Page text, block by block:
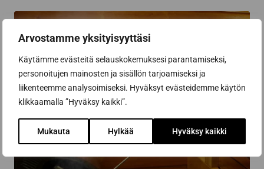
Arvostamme yksityisyyttäsi
Käytämme evästeitä selauskokemuksesi parantamiseksi,
personoitujen mainosten ja sisällön tarjoamiseksi ja
liikenteemme analysoimiseksi. Hyväksyt evästeidemme käytön
klikkaamalla ”Hyväksy kaikki”.
Mukauta Hylkää Hyväksy kaikki